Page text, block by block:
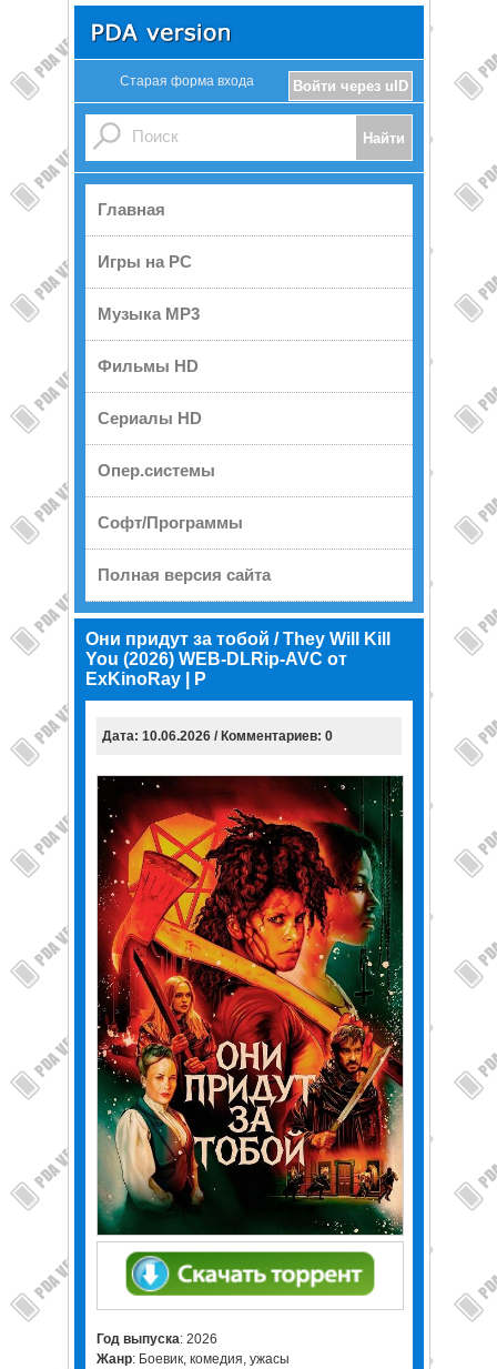
Войти через uID
Старая форма входа
Главная
Игры на PC
Музыка MP3
Фильмы HD
Сериалы HD
Опер.системы
Софт/Программы
Полная версия сайта
Они придут за тобой / They Will Kill
You (2026) WEB-DLRip-AVC от
ExKinoRay | P
Дата: 10.06.2026 / Комментариев: 0
Год выпуска: 2026
Жанр: Боевик, комедия, ужасы